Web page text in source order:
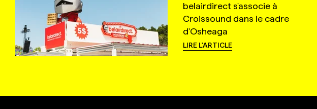
belairdirect s'associe à
Croissound dans le cadre
d'Osheaga
LIRE L'ARTICLE